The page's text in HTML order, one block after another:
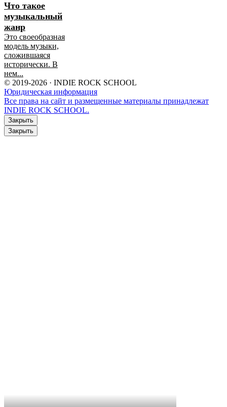
Что такое
музыкальный
жанр
Это своеобразная
модель музыки,
сложившаяся
исторически. В
нем...
© 2019‑2026 · INDIE ROCK SCHOOL
Юридическая информация
Все права на сайт и размещенные материалы принадлежат
INDIE ROCK SCHOOL.
Закрыть
Закрыть